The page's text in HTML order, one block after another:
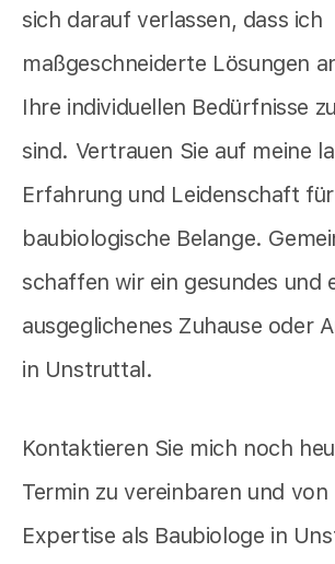
sich darauf verlassen, dass ich
maßgeschneiderte Lösungen
Ihre individuellen Bedürfnisse
sind. Vertrauen Sie auf meine
Erfahrung und Leidenschaft für
baubiologische Belange.
schaffen wir ein gesundes und
ausgeglichenes Zuhause oder
in Unstruttal.
Kontaktieren Sie mich noch
Termin zu vereinbaren und von
Expertise als Baubiologe in